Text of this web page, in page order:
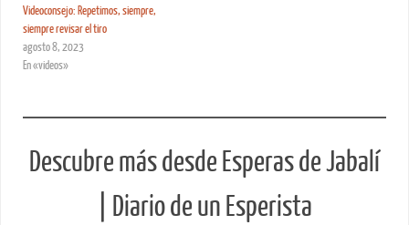
Videoconsejo: Repetimos, siempre,
siempre revisar el tiro
agosto 8, 2023
En «videos»
Descubre más desde Esperas de Jabalí
| Diario de un Esperista